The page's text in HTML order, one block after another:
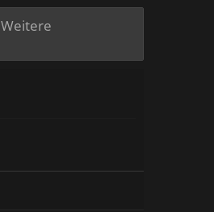
Weitere